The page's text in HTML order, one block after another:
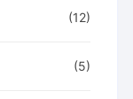
(12)
(5)